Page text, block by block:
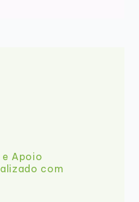
e Apoio
com